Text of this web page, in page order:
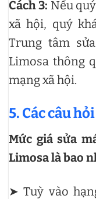
Cách 3: Nếu
xã hội, quý
Trung tâm
Limosa thông
mạng xã hội.
5. Các câu
Mức giá sửa
Limosa là bao
➤ Tuỳ vào